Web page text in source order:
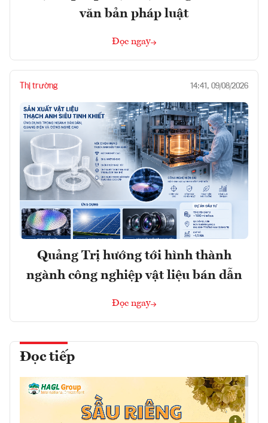
văn bản pháp luật
Đọc ngay
Thị trường 14:41, 09/08/2026
Quảng Trị hướng tới hình thành
ngành công nghiệp vật liệu bán dẫn
Đọc ngay
Đọc tiếp